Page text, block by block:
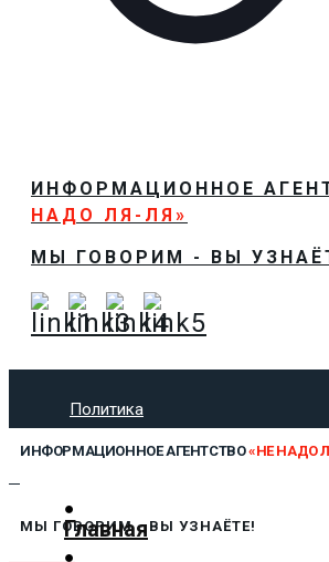
ИНФОРМАЦИОННОЕ
НАДО ЛЯ-ЛЯ»
МЫ ГОВОРИМ - ВЫ
Политика
Технологии
ИНФОРМАЦИОННОЕ АГЕНТСТВО«НЕ НАДО
Главная
МЫ ГОВОРИМ - ВЫ УЗНАЁТЕ!